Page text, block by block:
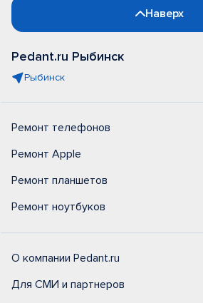
Наверх
Pedant.ru Рыбинск
Рыбинск
Ремонт телефонов
Ремонт Apple
Ремонт планшетов
Ремонт ноутбуков
О компании Pedant.ru
Для СМИ и партнеров